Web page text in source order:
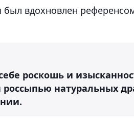
был вдохновлен
роскошь и
натуральных